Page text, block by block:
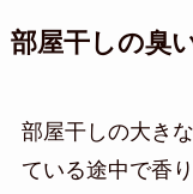
部屋干しの臭
部屋干しの大き
ている途中で香